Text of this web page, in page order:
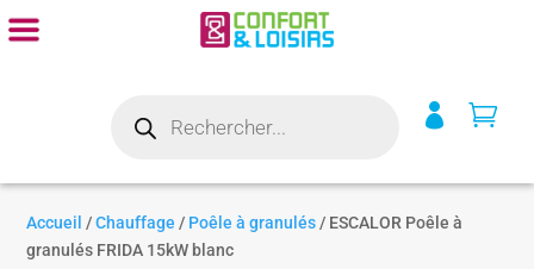
produits
 
Accueil /Chauffage / Poêle à granulés / ESCALOR Poêle à
granulés FRIDA 15kW blanc